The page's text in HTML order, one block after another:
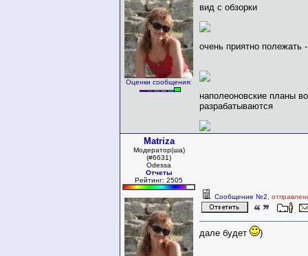
Оценки сообщения:
вид с обзорки
очень приятно полежать
наполеоновские планы
разрабатываются
Matriza
Модератор(ша)
(#6631)
Odessa
Отчеты
Рейтинг: 2505
Сообщение №2 ,
дале будет )